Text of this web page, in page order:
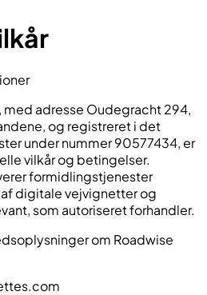
med adresse Oudegracht 294,
og registreret i det
under nummer 90577434, er
vilkår og betingelser.
formidlingstjenester
digitale vejvignetter og
som autoriseret forhandler.
om Roadwise